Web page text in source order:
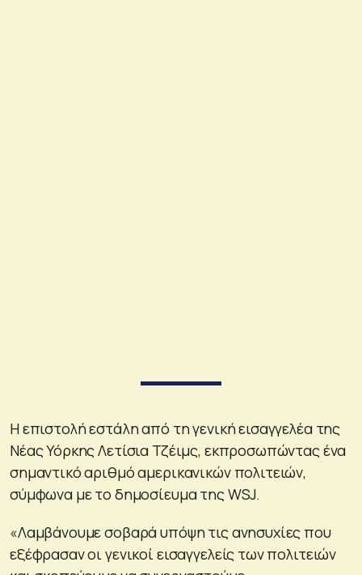
Η επιστολή εστάλη από τη γενική εισαγγελέα της
Νέας Υόρκης Λετίσια Τζέιμς, εκπροσωπώντας ένα
σημαντικό αριθμό αμερικανικών πολιτειών,
σύμφωνα με το δημοσίευμα της WSJ.
«Λαμβάνουμε σοβαρά υπόψη τις ανησυχίες που
εξέφρασαν οι γενικοί εισαγγελείς των πολιτειών